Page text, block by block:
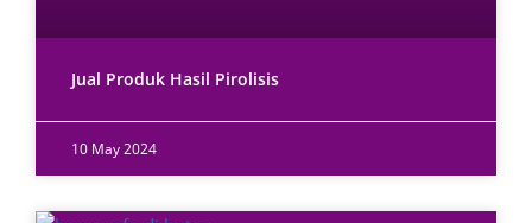
Jual Produk Hasil Pirolisis
10 May 2024